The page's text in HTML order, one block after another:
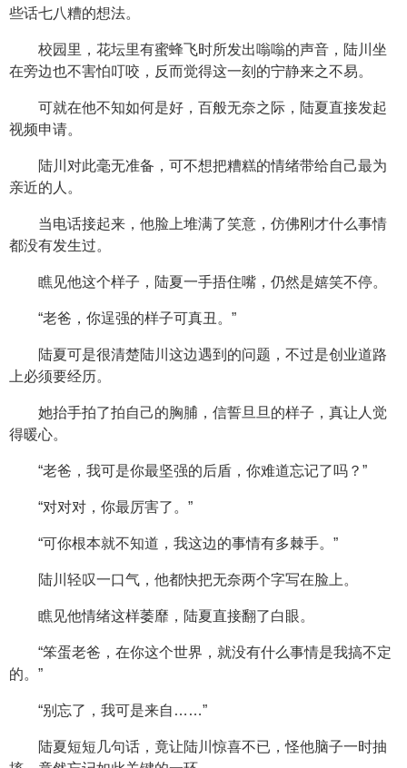
些话七八糟的想法。
校园里，花坛里有蜜蜂飞时所发出嗡嗡的声音，陆川坐
在旁边也不害怕叮咬，反而觉得这一刻的宁静来之不易。
可就在他不知如何是好，百般无奈之际，陆夏直接发起
视频申请。
陆川对此毫无准备，可不想把糟糕的情绪带给自己最为
亲近的人。
当电话接起来，他脸上堆满了笑意，仿佛刚才什么事情
都没有发生过。
瞧见他这个样子，陆夏一手捂住嘴，仍然是嬉笑不停。
“老爸，你逞强的样子可真丑。”
陆夏可是很清楚陆川这边遇到的问题，不过是创业道路
上必须要经历。
她抬手拍了拍自己的胸脯，信誓旦旦的样子，真让人觉
得暖心。
“老爸，我可是你最坚强的后盾，你难道忘记了吗？”
“对对对，你最厉害了。”
“可你根本就不知道，我这边的事情有多棘手。”
陆川轻叹一口气，他都快把无奈两个字写在脸上。
瞧见他情绪这样萎靡，陆夏直接翻了白眼。
“笨蛋老爸，在你这个世界，就没有什么事情是我搞不定
的。”
“别忘了，我可是来自……”
陆夏短短几句话，竟让陆川惊喜不已，怪他脑子一时抽